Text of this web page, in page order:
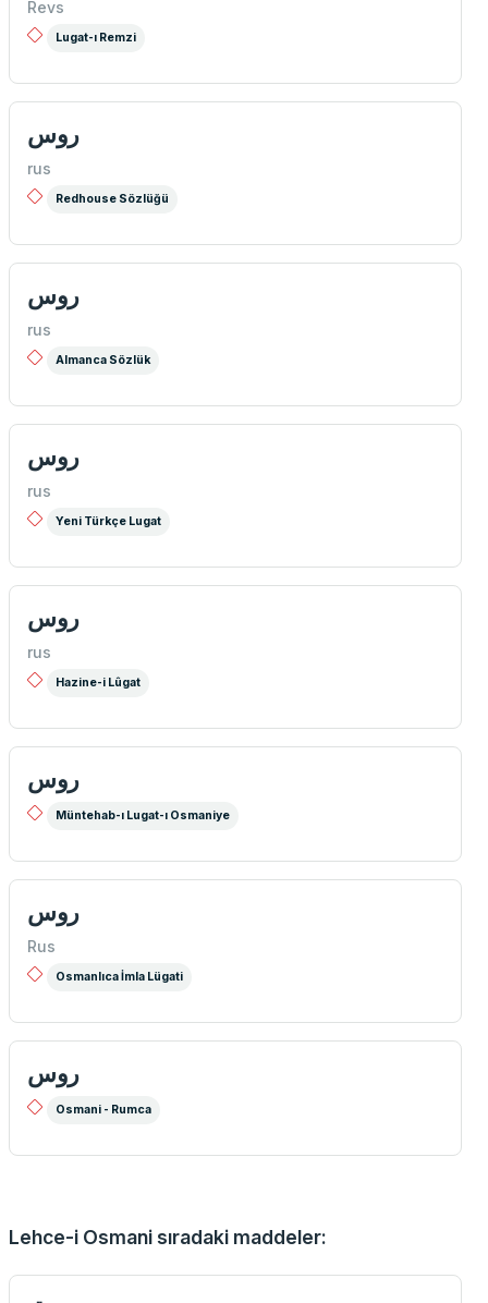
Revs
Lugat-ı Remzi
روس
rus
Redhouse Sözlüğü
روس
rus
Almanca Sözlük
روس
rus
Yeni Türkçe Lugat
روس
rus
Hazine-i Lûgat
روس
Müntehab-ı Lugat-ı Osmaniye
روس
Rus
Osmanlıca İmla Lügati
روس
Osmani - Rumca
Lehce-i Osmani sıradaki maddeler: